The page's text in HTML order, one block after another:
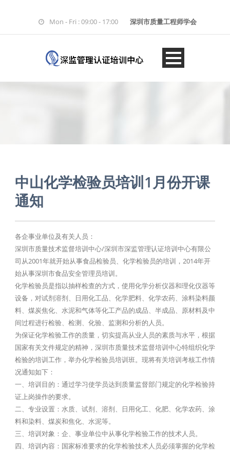
Mon - Fri : 09:00 - 17:00 深圳市质量工程师学会
中山化学检验员培训1月份开课
通知
各企事业单位及有关人员：
深圳市质量技术监督培训中心/深圳市深监管理认证培训中心有限公
司从2001年就开始从事食品检验员、化学检验员的培训，2014年开
始从事深圳市食品安全管理员培训。
化学检验员是指以抽样检查的方式，使用化学分析仪器和理化仪器等
设备，对试剂溶剂、日用化工品、化学肥料、化学农药、涂料染料颜
料、煤炭焦化、水泥和气体等化工产品的成品、半成品、原材料及中
间过程进行检验、检测、化验、监测和分析的人员。
为保证化学检验工作的质量，切实提高从业人员的素质与水平，根据
国家有关文件规定的精神，深圳市质量技术监督培训中心特组织化学
检验的培训工作，举办化学检验员培训班。现将有关培训考核工作情
况通知如下：
一、培训目的：通过学习使学员达到质量监督部门规定的化学检验持
证上岗操作的要求。
二、专业设置：水质、试剂、溶剂、日用化工、化肥、化学农药、涂
料和染料、煤炭和焦化、水泥等。
三、培训对象：企、事业单位中从事化学检验工作的技术人员。
四、培训内容：国家标准要求的化学检验技术人员必须掌握的化学检